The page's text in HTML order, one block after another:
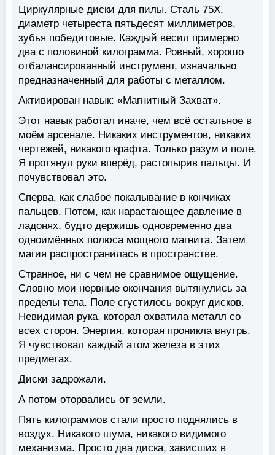
Циркулярные диски для пилы. Сталь 75Х,
диаметр четыреста пятьдесят миллиметров,
зубья победитовые. Каждый весил примерно
два с половиной килограмма. Ровный, хорошо
отбалансированный инструмент, изначально
предназначенный для работы с металлом.
Активирован навык: «Магнитный Захват».
Этот навык работал иначе, чем всё остальное в
моём арсенале. Никаких инструментов, никаких
чертежей, никакого крафта. Только разум и поле.
Я протянул руки вперёд, растопырив пальцы. И
почувствовал это.
Сперва, как слабое покалывание в кончиках
пальцев. Потом, как нарастающее давление в
ладонях, будто держишь одновременно два
одноимённых полюса мощного магнита. Затем
магия распространилась в пространстве.
Странное, ни с чем не сравнимое ощущение.
Словно мои нервные окончания вытянулись за
пределы тела. Поле сгустилось вокруг дисков.
Невидимая рука, которая охватила металл со
всех сторон. Энергия, которая проникла внутрь.
Я чувствовал каждый атом железа в этих
предметах.
Диски задрожали.
А потом оторвались от земли.
Пять килограммов стали просто поднялись в
воздух. Никакого шума, никакого видимого
механизма. Просто два диска, зависших в